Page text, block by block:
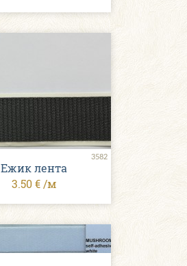
3582
Ежик лента
3.50 € /м